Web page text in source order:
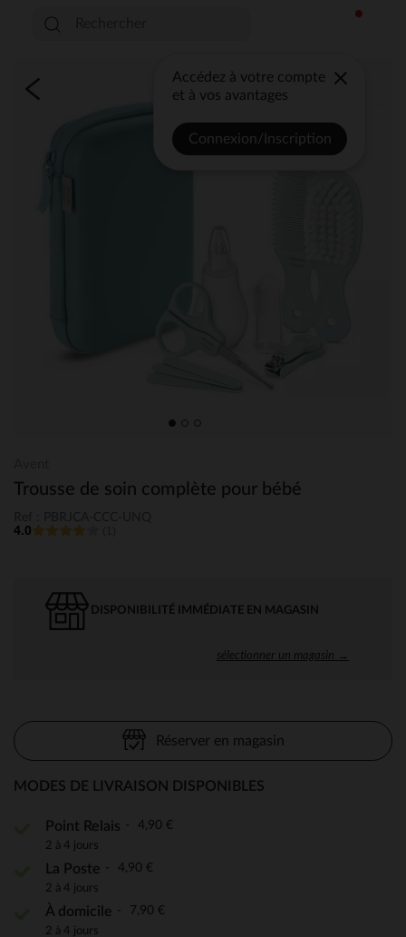
Accédez à votre compte
et à vos avantages
Connexion/Inscription
Trousse de soin complète pour bébé
4.0
DISPONIBILITÉ IMMÉDIATE EN MAGASIN
sélectionner un magasin →
Réserver en magasin
MODES DE LIVRAISON DISPONIBLES
Point Relais 4,90 €
2 à 4 jours
La Poste 4,90 €
2 à 4 jours
À domicile 7,90 €
2 à 4 jours